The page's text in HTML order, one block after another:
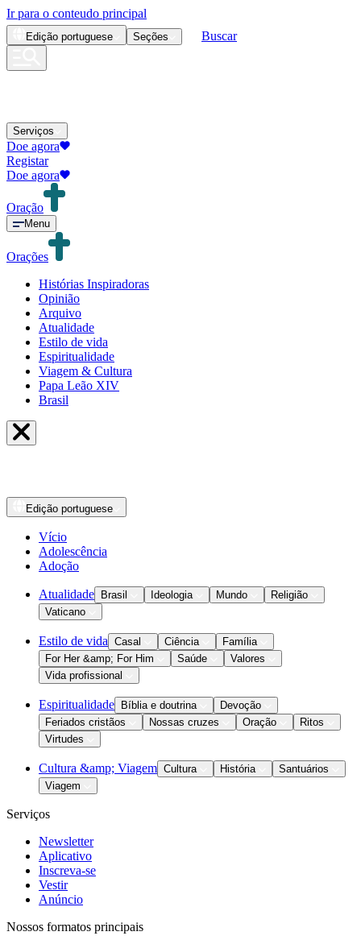
Ir para o conteudo principal
Edição portuguese Seções Buscar
Serviços
Doe agora
Registar
Doe agora
Oração
Menu
Orações
Histórias Inspiradoras
Opinião
Arquivo
Atualidade
Estilo de vida
Espiritualidade
Viagem & Cultura
Papa Leão XIV
Brasil
Edição portuguese
Vício
Adolescência
Adoção
Atualidade Brasil Ideologia Mundo
Religião
Vaticano
Estilo de vida Casal Ciência
Família
For Her &amp; For Him
Saúde
Valores
Vida profissional
Espiritualidade Bíblia e doutrina
Devoção
Feriados cristãos
Nossas cruzes Oração
Ritos
Virtudes
Cultura &amp; Viagem Cultura História
Santuários
Viagem
Serviços
Newsletter
Aplicativo
Inscreva-se
Vestir
Anúncio
Nossos formatos principais